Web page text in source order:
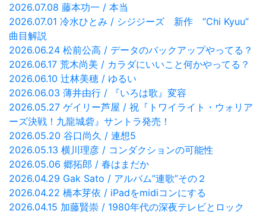
2026.07.08 藤本功一 / 本当
2026.07.01 冷水ひとみ / シジジーズ 新作 ”Chi Kyuu”
曲目解説
2026.06.24 松前公高 / データのバックアップやってる？
2026.06.17 荒木尚美 / カラダにいいこと何かやってる？
2026.06.10 辻林美穂 / ゆるい
2026.06.03 薄井由行 / 『いろは歌』変容
2026.05.27 ゲイリー芦屋 / 祝『トワイライト・ウォリア
ーズ決戦！九龍城砦』サントラ発売！
2026.05.20 谷口尚久 / 連想5
2026.05.13 横川理彦 / コンダクションの可能性
2026.05.06 郷拓郎 / 春はまだか
2026.04.29 Gak Sato / アルバム”連歌”その２
2026.04.22 橋本芽依 / iPadをmidiコンにする
2026.04.15 加藤賢崇 / 1980年代の深夜テレビとロック